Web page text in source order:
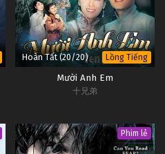
Hoàn Tất (20/20) Lồng Tiếng
Mười Anh Em
十兄弟
Phim lẻ